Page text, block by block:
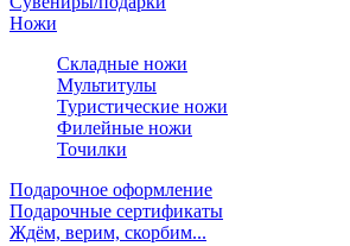
Ножи
Складные ножи
Мультитулы
Туристические ножи
Филейные ножи
Точилки
Подарочное оформление
Подарочные сертификаты
Ждём, верим, скорбим...